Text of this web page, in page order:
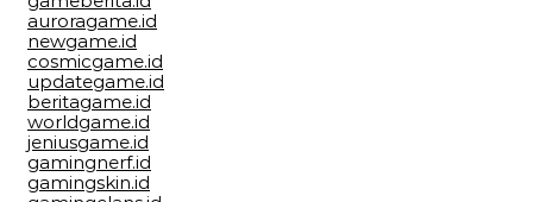
auroragame.id
newgame.id
cosmicgame.id
updategame.id
beritagame.id
worldgame.id
jeniusgame.id
gamingnerf.id
gamingskin.id